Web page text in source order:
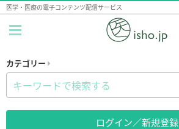
医学・医療の電子コンテンツ配信サービス
カテゴリー
ログイン／新規登録